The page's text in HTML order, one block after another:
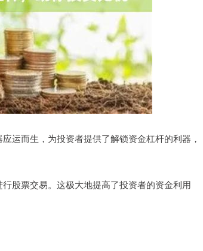
运而生，为投资者提供了解锁资金杠杆的利器，
股票交易。这极大地提高了投资者的资金利用